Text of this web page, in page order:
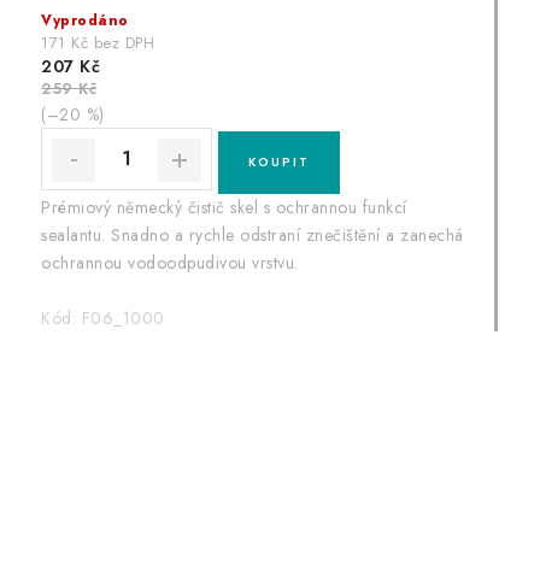
Vyprodáno
171 Kč bez DPH
207 Kč
259 Kč
(–20 %)
Prémiový německý čistič skel s ochrannou funkcí
sealantu. Snadno a rychle odstraní znečištění a zanechá
ochrannou vodoodpudivou vrstvu.
Kód: F06_1000